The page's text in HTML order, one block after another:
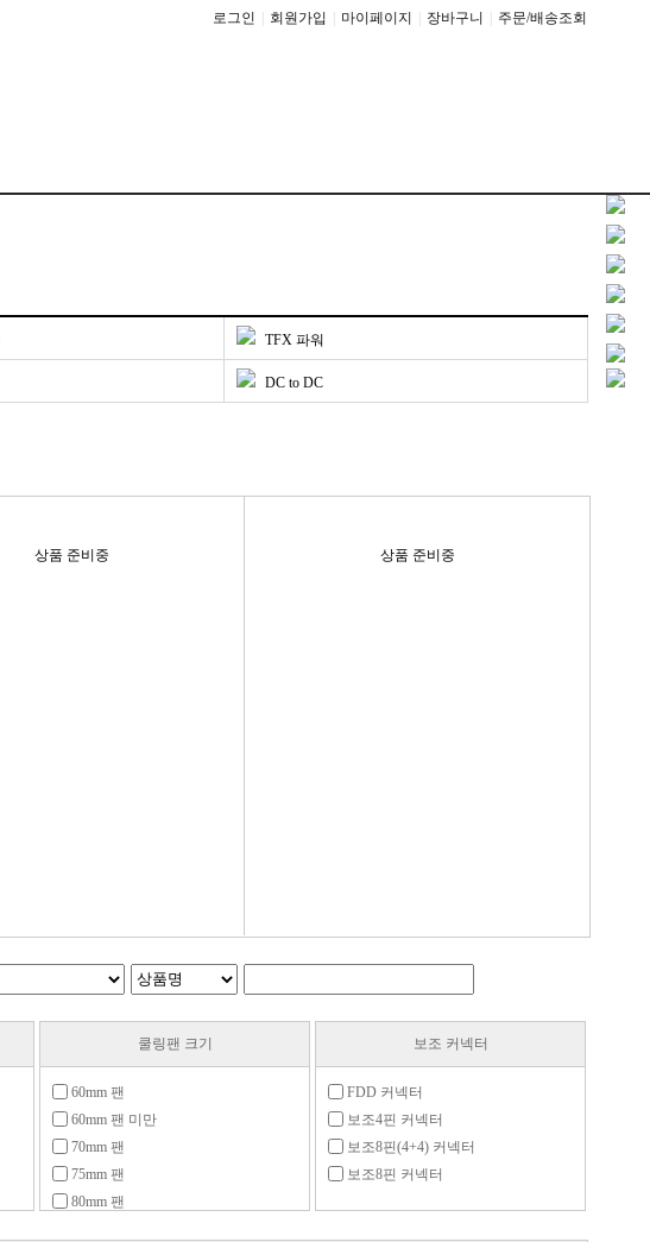
로그인 회원가입 마이페이지 장바구니 주문/배송조회
TFX 파워
DC to DC
상품 준비중 상품 준비중
쿨링팬 크기
60mm 팬
60mm 팬 미만
70mm 팬
75mm 팬
80mm 팬
보조 커넥터
FDD 커넥터
보조4핀 커넥터
보조8핀(4+4) 커넥터
보조8핀 커넥터